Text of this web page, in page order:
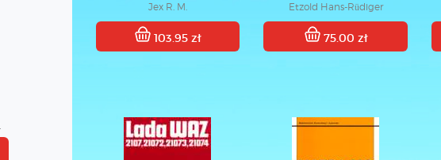
Jex R. M.
103.95 zł
Etzold Hans-Rüdiger
75.00 zł